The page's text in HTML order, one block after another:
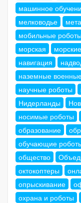
машинное
мелководье
мобильные
морская
морские
навигация
наземные
научные роботы
Нидерланды
носимые роботы
образование
обучающие
общество
октокоптеры
опрыскивание
охрана и роботы